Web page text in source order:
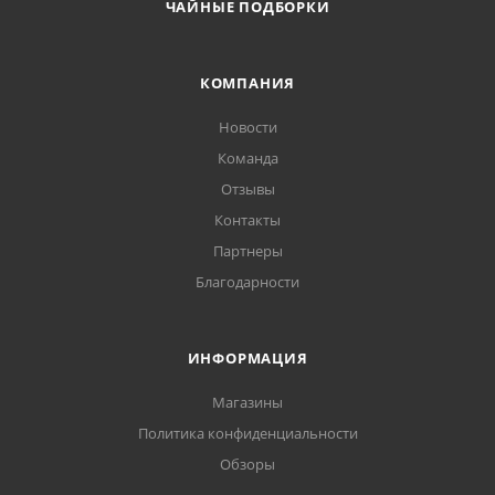
ЧАЙНЫЕ ПОДБОРКИ
КОМПАНИЯ
Новости
Команда
Отзывы
Контакты
Партнеры
Благодарности
ИНФОРМАЦИЯ
Магазины
Политика конфиденциальности
Обзоры